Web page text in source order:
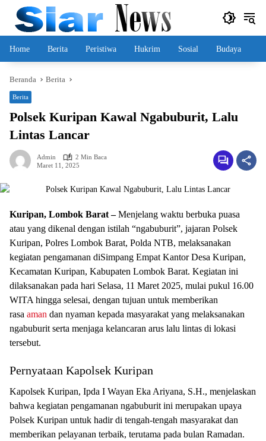
Langsung
konten
Home Berita Peristiwa Hukrim Sosial Budaya
Beranda Berita
Berita
Polsek Kuripan Kawal Ngabuburit, Lalu
Lintas Lancar
Admin
2 Min Baca
Maret 11, 2025
Kuripan, Lombok Barat –Menjelang waktu berbuka puasa
atau yang dikenal dengan istilah “ngabuburit”, jajaran Polsek
Kuripan, Polres Lombok Barat, Polda NTB, melaksanakan
kegiatan pengamanan diSimpang Empat Kantor Desa Kuripan,
Kecamatan Kuripan, Kabupaten Lombok Barat. Kegiatan ini
dilaksanakan pada hari Selasa, 11 Maret 2025, mulai pukul 16.00
WITA hingga selesai, dengan tujuan untuk memberikan
rasa aman dan nyaman kepada masyarakat yang melaksanakan
ngabuburit serta menjaga kelancaran arus lalu lintas di lokasi
tersebut.
Pernyataan Kapolsek Kuripan
Kapolsek Kuripan, Ipda I Wayan Eka Ariyana, S.H., menjelaskan
bahwa kegiatan pengamanan ngabuburit ini merupakan upaya
Polsek Kuripan untuk hadir di tengah-tengah masyarakat dan
memberikan pelayanan terbaik, terutama pada bulan Ramadan.